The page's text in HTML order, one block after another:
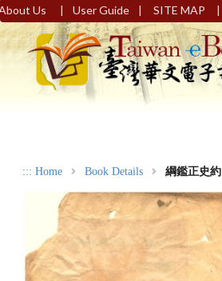
Us | User Guide | SITE MAP |
::: Home Book Details 綱鑑正史約